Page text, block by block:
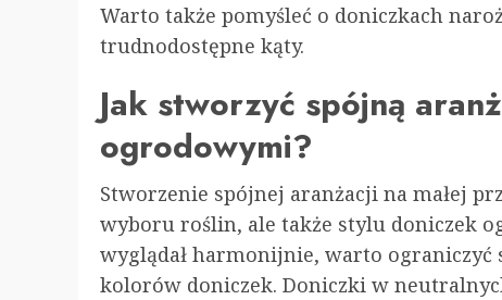
Warto także pomyśleć o doniczkach
trudnodostępne kąty.
Jak stworzyć spójną
ogrodowymi?
Stworzenie spójnej aranżacji na małej
wyboru roślin, ale także stylu doniczek
wyglądał harmonijnie, warto
kolorów doniczek. Doniczki w